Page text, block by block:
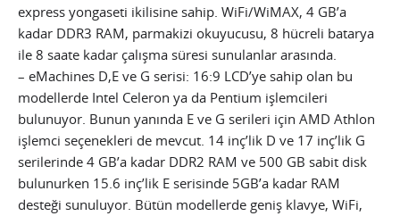
express yongaseti ikilisine sahip. WiFi/WiMAX, 4 GB’a
kadar DDR3 RAM, parmakizi okuyucusu, 8 hücreli batarya
ile 8 saate kadar çalışma süresi sunulanlar arasında.
– eMachines D,E ve G serisi: 16:9 LCD’ye sahip olan bu
modellerde Intel Celeron ya da Pentium işlemcileri
bulunuyor. Bunun yanında E ve G serileri için AMD Athlon
işlemci seçenekleri de mevcut. 14 inç’lik D ve 17 inç’lik G
serilerinde 4 GB’a kadar DDR2 RAM ve 500 GB sabit disk
bulunurken 15.6 inç’lik E serisinde 5GB’a kadar RAM
desteği sunuluyor. Bütün modellerde geniş klavye, WiFi,